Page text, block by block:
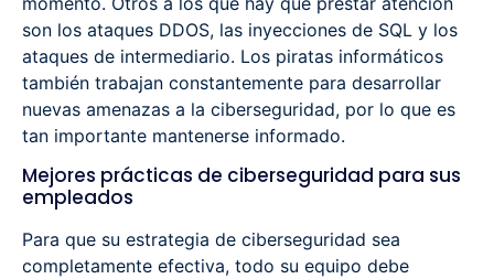
son los ataques DDOS, las inyecciones de SQL y los
ataques de intermediario. Los piratas informáticos
también trabajan constantemente para desarrollar
nuevas amenazas a la ciberseguridad, por lo que es
tan importante mantenerse informado.
Mejores prácticas de ciberseguridad para sus
empleados
Para que su estrategia de ciberseguridad sea
completamente efectiva, todo su equipo debe